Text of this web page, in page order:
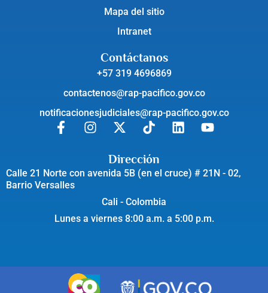
Mapa del sitio
Intranet
Contáctanos
+57 319 4696869
contactenos@rap-pacifico.gov.co
notificacionesjudiciales@rap-pacifico.gov.co
Dirección
Calle 21 Norte con avenida 5B (en el cruce) # 21N - 02,
Barrio Versalles
Cali - Colombia
Lunes a viernes 8:00 a.m. a 5:00 p.m.